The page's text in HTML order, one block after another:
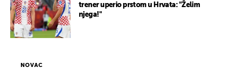
trener uperio prstom u Hrvata: "Želim
njega!"
NOVAC